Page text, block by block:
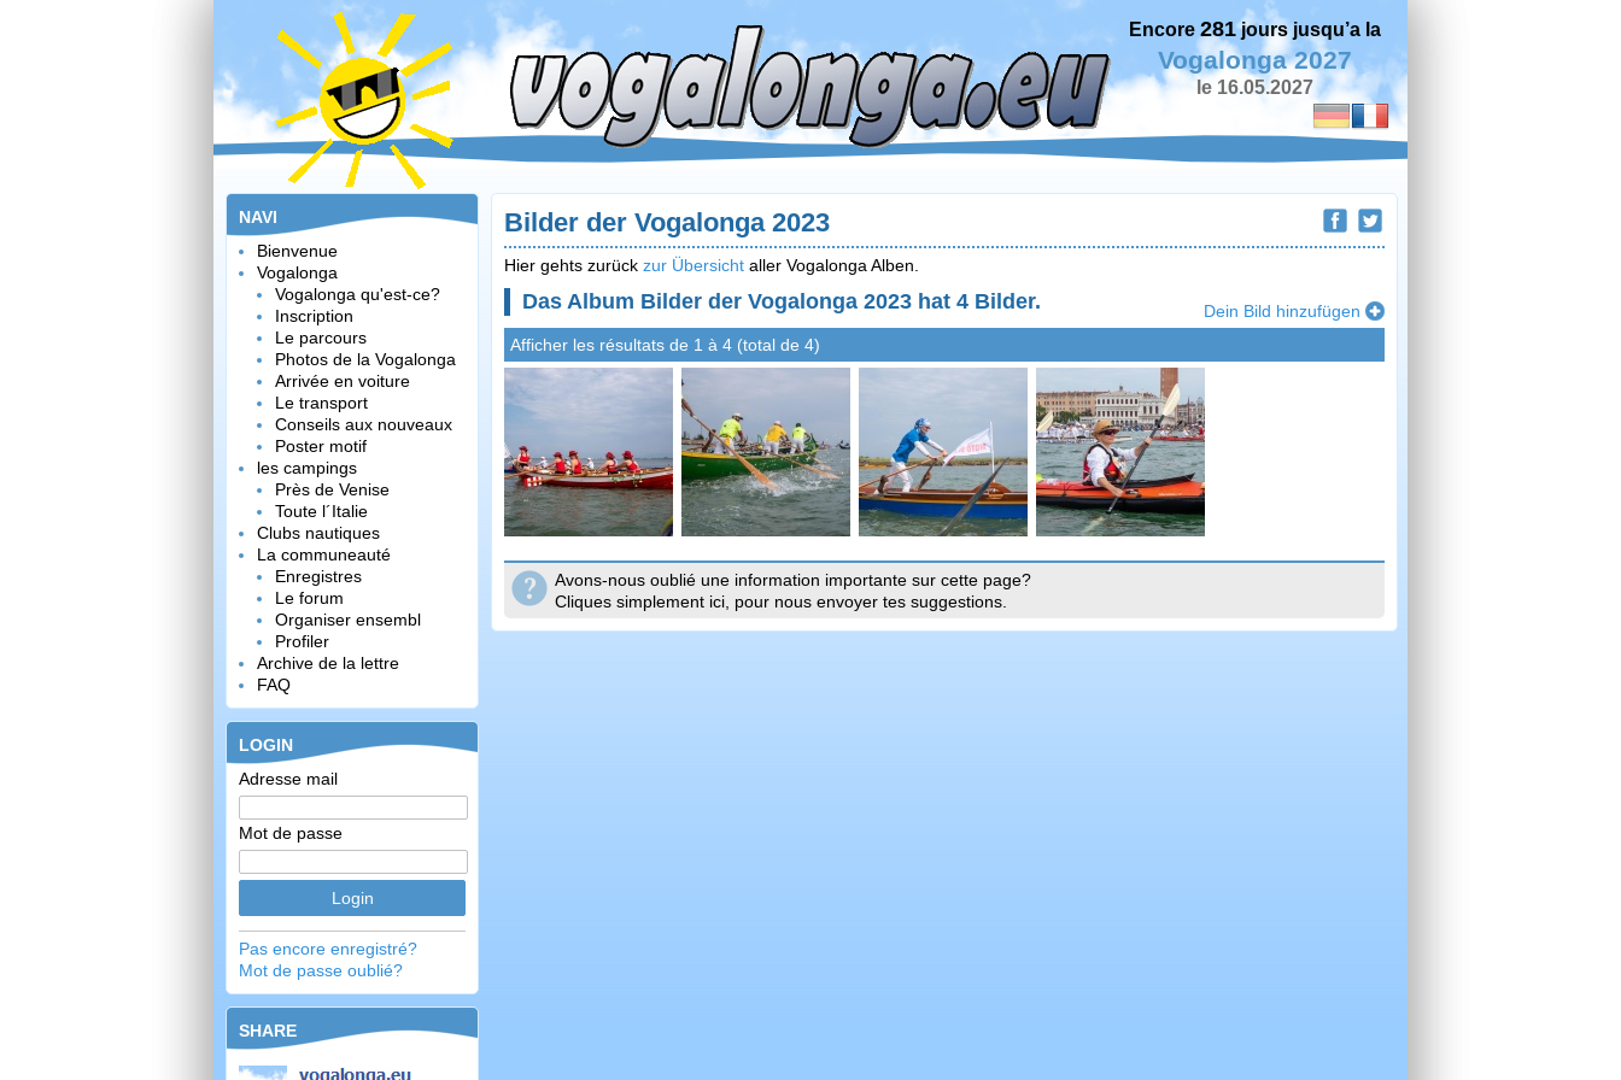
Encore 281jours jusqu’a la
Vogalonga 2027
le 16.05.2027
NAVI
Bienvenue
Vogalonga
Vogalonga qu'est-ce?
Inscription
Le parcours
Photos de la Vogalonga
Arrivée en voiture
Le transport
Conseils aux nouveaux
Poster motif
les campings
Près de Venise
Toute l´Italie
Clubs nautiques
La communeauté
Enregistres
Le forum
Organiser ensembl
Profiler
Archive de la lettre
FAQ
LOGIN
Adresse mail
Mot de passe
Pas encore enregistré?
Mot de passe oublié?
SHARE
Bilder der Vogalonga 2023
Hier gehts zurück zur Übersicht aller Vogalonga Alben.
Dein Bild hinzufügen
Das Album Bilder der Vogalonga 2023 hat 4 Bilder.
Afficher les résultats de 1 à 4 (total de 4)
Avons-nous oublié une information importante sur cette page?
Cliques simplement ici, pour nous envoyer tes suggestions.